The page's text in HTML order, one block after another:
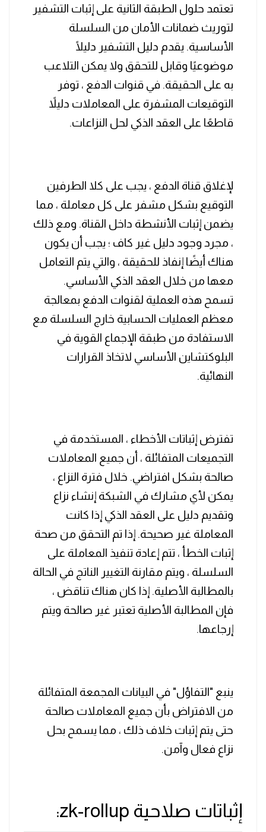
تعتمد حلول الطبقة الثانية على إثبات التشفير
لتوريث ضمانات الأمان من السلسلة
الأساسية. يقدم دليل التشفير دليلًا
موضوعيًا وقابل للتحقق ولا يمكن التلاعب
به على الحقيقة. في قنوات الدفع ، توفر
التوقيعات المشفرة على المعاملات دليلاً
قاطعًا على العقد الذكي لحل النزاعات.
لإغلاق قناة الدفع ، يجب على كلا الطرفين
التوقيع بشكل مشفر على كل معاملة ، مما
يضمن إثبات الأنشطة داخل القناة. ومع ذلك
، مجرد وجود دليل غير كاف ؛ يجب أن يكون
هناك أيضًا إنفاذ للحقيقة ، والتي يتم التعامل
معها من خلال العقد الذكي الأساسي.
تسمح هذه العملية لقنوات الدفع بمعالجة
معظم العمليات الحسابية خارج السلسلة مع
الاستفادة من طبقة الإجماع القوية في
البلوكتشاين الأساسي لاتخاذ القرارات
النهائية.
تفترض إثباتات الأخطاء ، المستخدمة في
التجميعات المتفائلة ، أن جميع المعاملات
صالحة بشكل افتراضي. خلال فترة النزاع ،
يمكن لأي مشارك في الشبكة إنشاء نزاع
وتقديم دليل على العقد الذكي إذا كانت
المعاملة غير صحيحة. إذا تم التحقق من صحة
إثبات الخطأ ، تتم إعادة تنفيذ المعاملة على
السلسلة ، ويتم مقارنة التغيير الناتج في الحالة
بالمطالبة الأصلية. إذا كان هناك تناقض ،
فإن المطالبة الأصلية تعتبر غير صالحة ويتم
إرجاعها.
ينبع "التفاؤل" في البيانات المجمعة المتفائلة
من الافتراض بأن جميع المعاملات صالحة
حتى يتم إثبات خلاف ذلك ، مما يسمح بحل
نزاع فعال وآمن.
إثباتات صلاحية zk-rollup: